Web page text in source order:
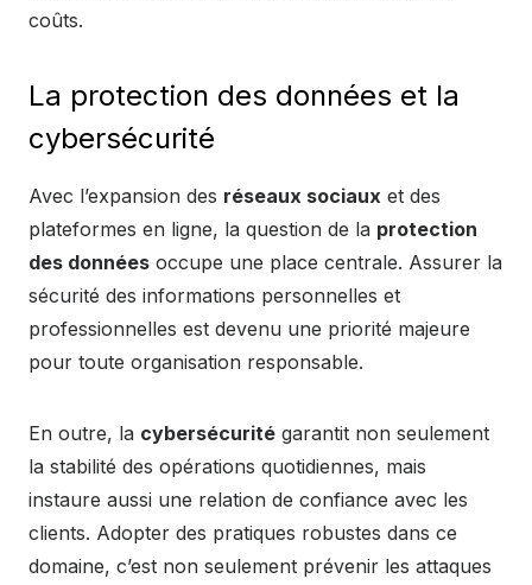
coûts.
La protection des données et la
cybersécurité
Avec l’expansion des réseaux sociaux et des
plateformes en ligne, la question de la protection
des données occupe une place centrale. Assurer la
sécurité des informations personnelles et
professionnelles est devenu une priorité majeure
pour toute organisation responsable.
En outre, la cybersécurité garantit non seulement
la stabilité des opérations quotidiennes, mais
instaure aussi une relation de confiance avec les
clients. Adopter des pratiques robustes dans ce
domaine, c’est non seulement prévenir les attaques